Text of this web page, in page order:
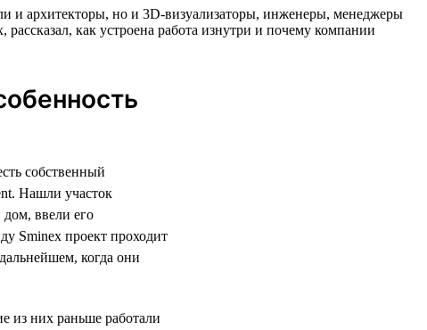
и архитекторы, но и 3D-визуализаторы, инженеры, менеджеры
как устроена работа изнутри и почему компании
собственный
Нашли участок
ввели его
Sminex проект проходит
когда они
из них раньше работали